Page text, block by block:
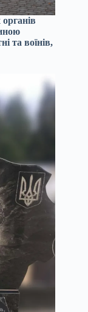
та воїнів,